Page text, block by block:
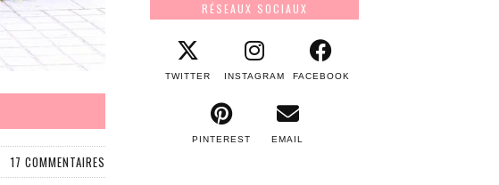
17 COMMENTAIRES
RÉSEAUX SOCIAUX
TWITTER INSTAGRAM FACEBOOK
PINTEREST EMAIL